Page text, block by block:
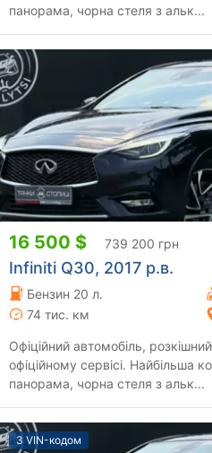
панорама, чорна стеля з альк...
16 500 $ 739 200 грн
Infiniti Q30, 2017 р.в.
Бензин 20 л.
74 тис. км
Офіційний автомобіль,
офіційному сервісі. Найбільша
панорама, чорна стеля з альк...
З VIN-кодом